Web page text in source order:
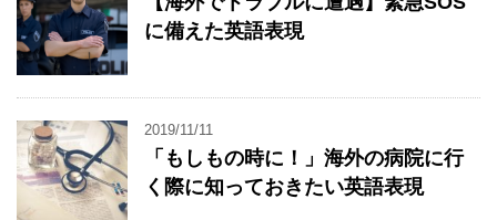
に備えた英語表現
2019/11/11
「もしもの時に！」海外の病院に行
く際に知っておきたい英語表現